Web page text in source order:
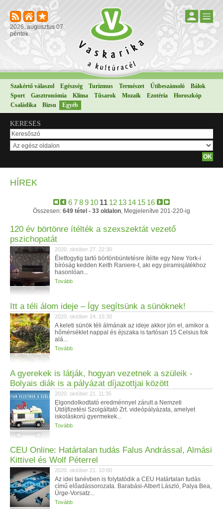
2026. augusztus 07.
péntek
Szakértő válaszol Egészség Turizmus Természet Útibeszámoló
Bálok
Sport
Gasztronómia Klíma Tűsarok Mozaik Ezotéria
Horoszkóp
Családika
Bizsu Egyéb
KERESÉS
HÍREK
6789 10 11 12 13 14 15 16
Összesen: 649 tétel - 33 oldalon, Megjelenítve 201-220-ig
120 év börtönre ítélték a szexszektát vezető
pszichopatát
2020. október 27. 22:30
Életfogytig tartó börtönbüntetésre ítélte egy New York-i
bíróság kedden Keith Raniere-t, aki egy piramisjátékhoz
hasonlóan...
Tovább
Itt a téli álom ideje – Így segítsünk a sünöknek!
2020. október 24. 15:30
A keleti sünök téli álmának az ideje akkor jön el, amikor a
hőmérséklet nappal és éjszaka is tartósan 15 Celsius fok
alá...
Tovább
A gyerekek is látják, hogyan vezetnek a szüleik -
Bolyais diák is a pályázat díjazottjai között
2020. október 21. 11:35
Elgondolkodtató eredménnyel zárult a Nemzeti
Útdíjfizetési Szolgáltató Zrt. videópályázata, amelyet
iskoláskorú gyermekek...
Tovább
CEU Online: Határtalan tudás Falus Andrással, Almási
Kittivel és Wolf Péterrel
2020. október 21. 10:00
Az idei tanévben is folytatódik a CEU Határtalan tudás
című előadássorozata. Barabási-Albert László, Palya Bea,
Ürge-Vorsatz...
Tovább